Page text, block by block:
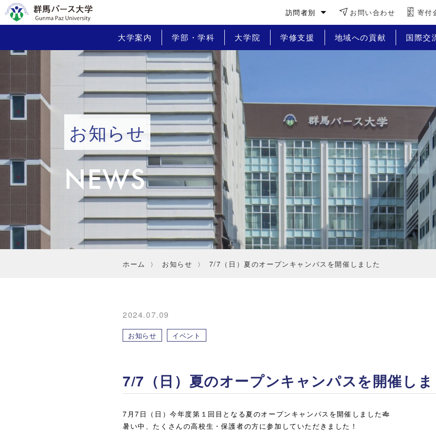
訪問者別 お問い合わせ 寄付
大学案内 学部・学科 大学院 学修支援 地域への貢献 国際交
お知らせ
NEWS
ホーム お知らせ 7/7（日）夏のオープンキャンパスを開催しました
2024.07.09
お知らせ イベント
7/7（日）夏のオープンキャンパスを開催し
7月7日（日）今年度第１回目となる夏のオープンキャンパスを開催しました🎋
暑い中、たくさんの高校生・保護者の方に参加していただきました！